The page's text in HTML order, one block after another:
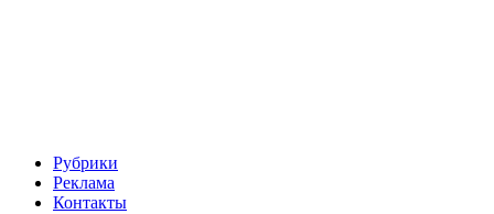
Рубрики
Реклама
Контакты